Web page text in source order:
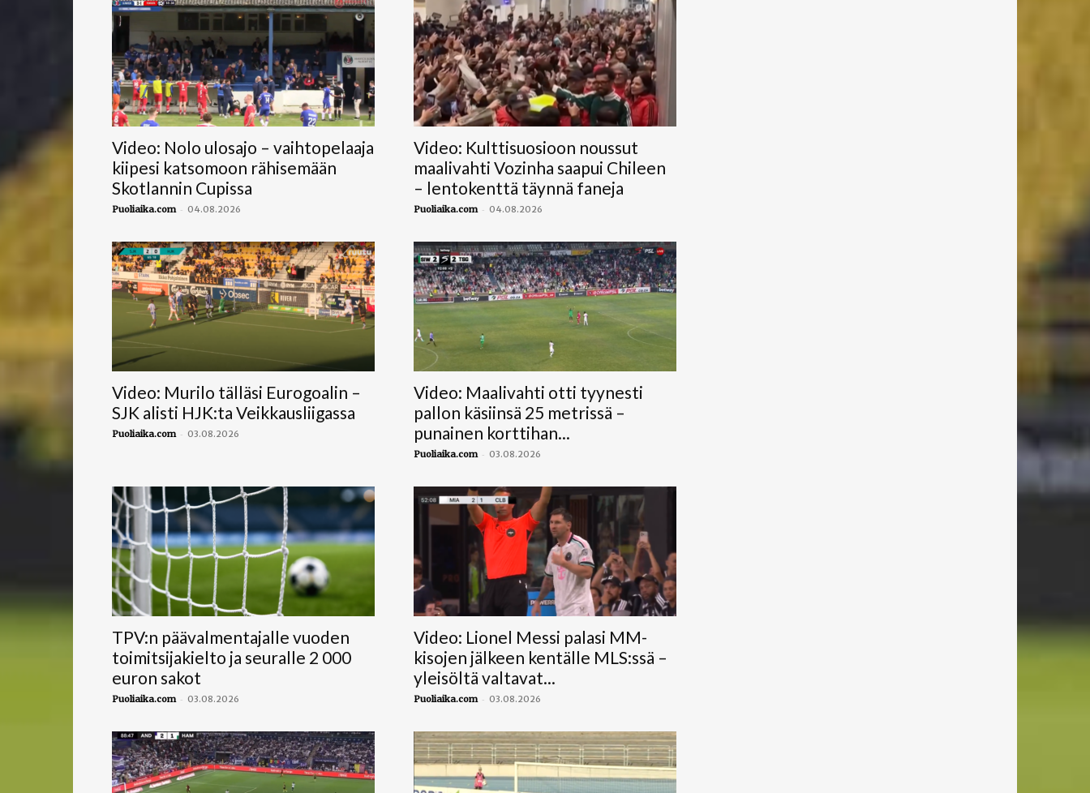
Video: Nolo ulosajo – vaihtopelaaja
kiipesi katsomoon rähisemään
Skotlannin Cupissa
Puoliaika.com - 04.08.2026
Video: Kulttisuosioon noussut
maalivahti Vozinha saapui Chileen
– lentokenttä täynnä faneja
Puoliaika.com - 04.08.2026
Video: Murilo tälläsi Eurogoalin –
SJK alisti HJK:ta Veikkausliigassa
Puoliaika.com - 03.08.2026
Video: Maalivahti otti tyynesti
pallon käsiinsä 25 metrissä –
punainen korttihan...
Puoliaika.com - 03.08.2026
TPV:n päävalmentajalle vuoden
toimitsijakielto ja seuralle 2 000
euron sakot
Puoliaika.com - 03.08.2026
Video: Lionel Messi palasi MM-
kisojen jälkeen kentälle MLS:ssä –
yleisöltä valtavat...
Puoliaika.com - 03.08.2026